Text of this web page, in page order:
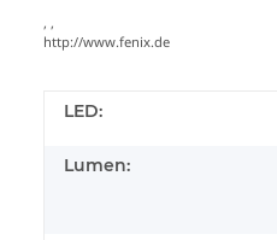
, ,
http://www.fenix.de
LED:
Lumen: